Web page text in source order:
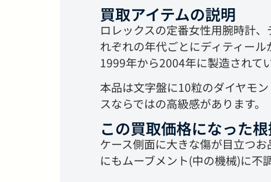
買取アイテムの説明
ロレックスの定番女性用腕時計
れぞれの年代ごとにディティー
1999年から2004年に製造されて
本品は文字盤に10粒のダイヤモ
スならではの高級感があります。
この買取価格になった
ケース側面に大きな傷が目立つ
にもムーブメント(中の機械)に不